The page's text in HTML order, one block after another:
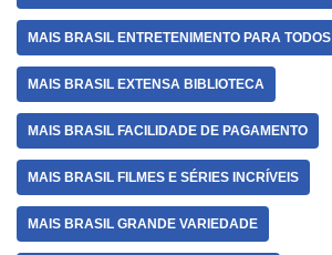
MAIS BRASIL ENTRETENIMENTO PARA TODOS
MAIS BRASIL EXTENSA BIBLIOTECA
MAIS BRASIL FACILIDADE DE PAGAMENTO
MAIS BRASIL FILMES E SÉRIES INCRÍVEIS
MAIS BRASIL GRANDE VARIEDADE